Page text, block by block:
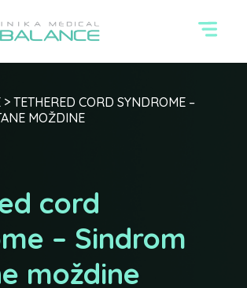
cord
– Sindrom
moždine
> TETHERED CORD SYNDROME –
MOŽDINE